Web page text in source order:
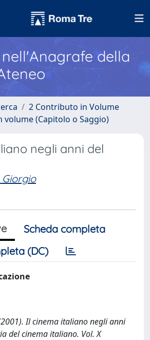
della
2 Contributo in Volume
volume (Capitolo o Saggio)
negli anni del
Giorgio
Scheda completa
(DC)
Il cinema italiano negli anni
del cinema italiano. Vol. X